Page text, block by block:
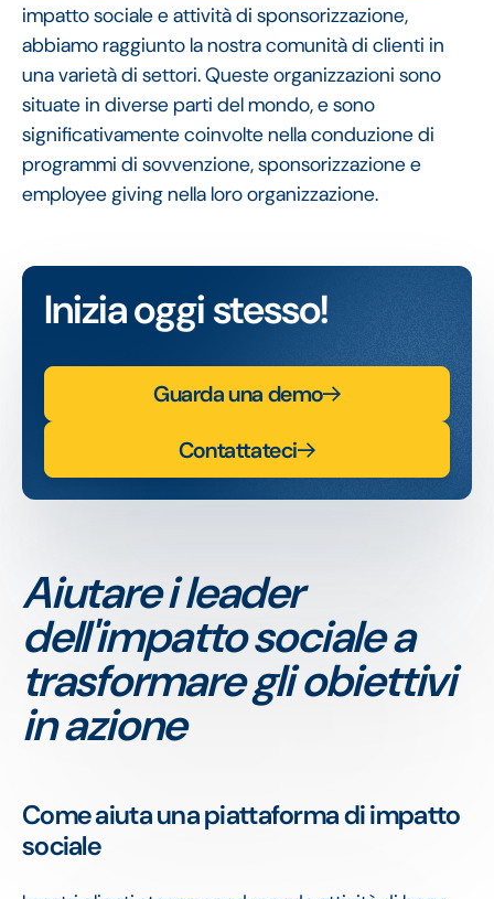
impatto sociale e attività di sponsorizzazione,
abbiamo raggiunto la nostra comunità di clienti in
una varietà di settori. Queste organizzazioni sono
situate in diverse parti del mondo, e sono
significativamente coinvolte nella conduzione di
programmi di sovvenzione, sponsorizzazione e
employee giving nella loro organizzazione.
Inizia oggi stesso!
Guarda una demo
Contattateci
Aiutare i leader
dell'impatto sociale a
trasformare gli obiettivi
in azione
Come aiuta una piattaforma di impatto
sociale